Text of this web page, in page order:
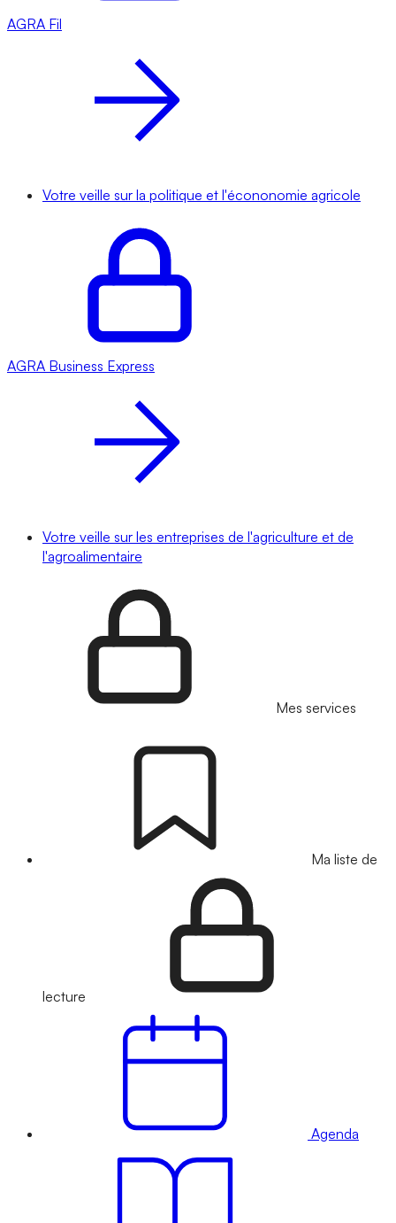
AGRA Fil
Votre veille sur la politique et l'écononomie agricole
AGRA Business Express
Votre veille sur les entreprises de l'agriculture et de
l'agroalimentaire
Mes services
Ma liste de
lecture
Agenda